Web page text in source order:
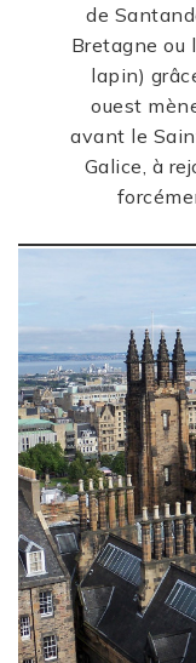
de
Bretagne ou
lapin)
ouest
avant le
Galice, à